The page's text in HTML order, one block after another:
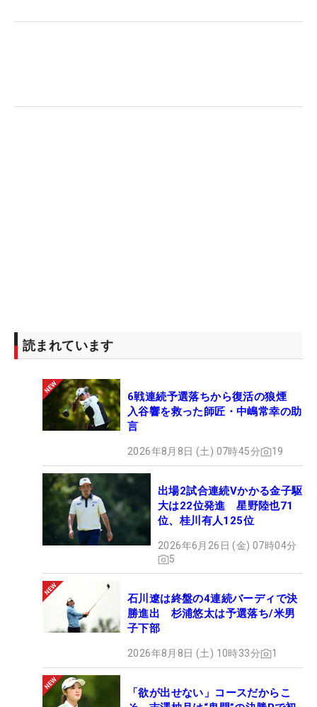
読まれています
6戦連続予選落ちから復活の狼煙
入谷響を救った師匠・中嶋常幸の助
言
2026年8月8日 (土) 07時45分 19
出場2試合連続Vかかる金子駆
大は22位発進 星野陸也71
位、桂川有人125位
2026年6月26日 (金) 07時04分
5
石川遼は終盤の4連続バーディで決
勝進出 杉浦悠太は予選落ち/米男
子下部
2026年8月8日 (土) 10時33分 1
「欲が出せない」コースだからこ